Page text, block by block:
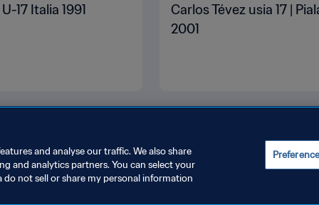
17 Italia 1991
Carlos Tévez usia 17 |
2001
and analyse our traffic. We also share
and analytics partners. You can select your
not sell or share my personal information